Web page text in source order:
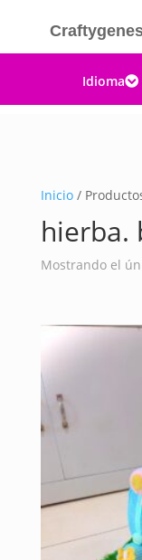
Idioma
Inicio/
hierba.
Mostrando el